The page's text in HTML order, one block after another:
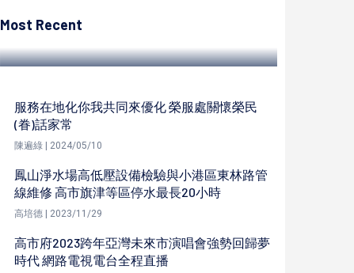
Most Recent
會 聚焦資源循環、人文生態等議題
服務在地化你我共同來優化 榮服處關懷榮民
(眷)話家常
陳遍綠 | 2024/05/10
鳳山淨水場高低壓設備檢驗與小港區東林路管
線維修 高市旗津等區停水最長20小時
高培德 | 2023/11/29
高市府2023跨年亞灣未來市演唱會強勢回歸夢
時代 網路電視電台全程直播